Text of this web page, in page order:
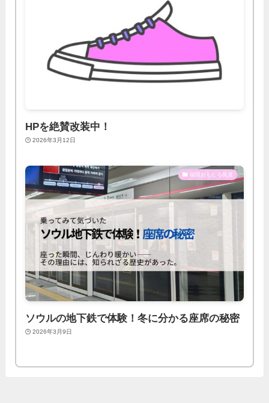
HPを絶賛改装中！
2026年3月12日
韓国おもしろ発見
ソウルの地下鉄で体験！冬に分かる座席の秘密
2026年3月9日